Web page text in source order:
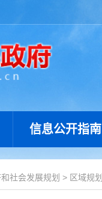
信息公开指南
社会发展规划 > 区域规划